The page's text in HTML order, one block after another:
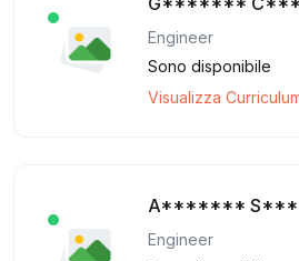
Engineer
Sono disponibile
Visualizza
A*******
Engineer